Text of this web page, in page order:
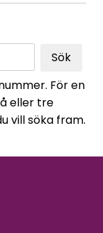
Sök
För en
eller tre
vill söka fram.